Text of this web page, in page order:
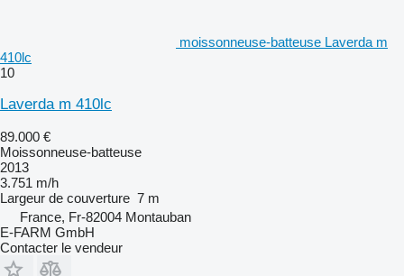
moissonneuse-batteuse Laverda m
410lc
10
Laverda m 410lc
89.000 €
Moissonneuse-batteuse
2013
3.751 m/h
Largeur de couverture 7 m
France, Fr-82004 Montauban
E-FARM GmbH
Contacter le vendeur